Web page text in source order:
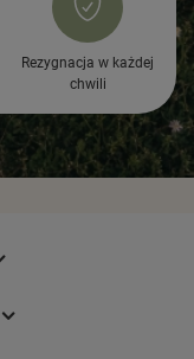
Rezygnacja w każdej
chwili